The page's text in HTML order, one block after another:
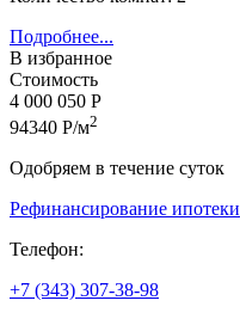
Подробнее...
В избранное
Стоимость
4 000 050 Р
94340 Р/м2
Одобряем в течение суток
Рефинансирование ипотеки
Телефон:
+7 (343) 307-38-98